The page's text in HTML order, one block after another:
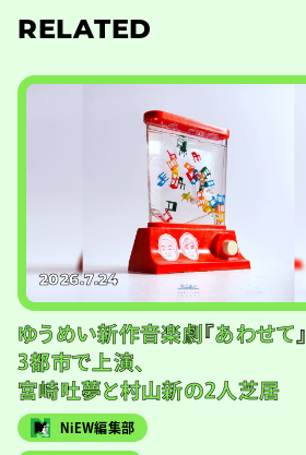
RELATED
2026.7.24
ゆうめい新作音楽劇『あわせて』
3都市で上演、
宮崎吐夢と村山新の2人芝居
NiEW編集部